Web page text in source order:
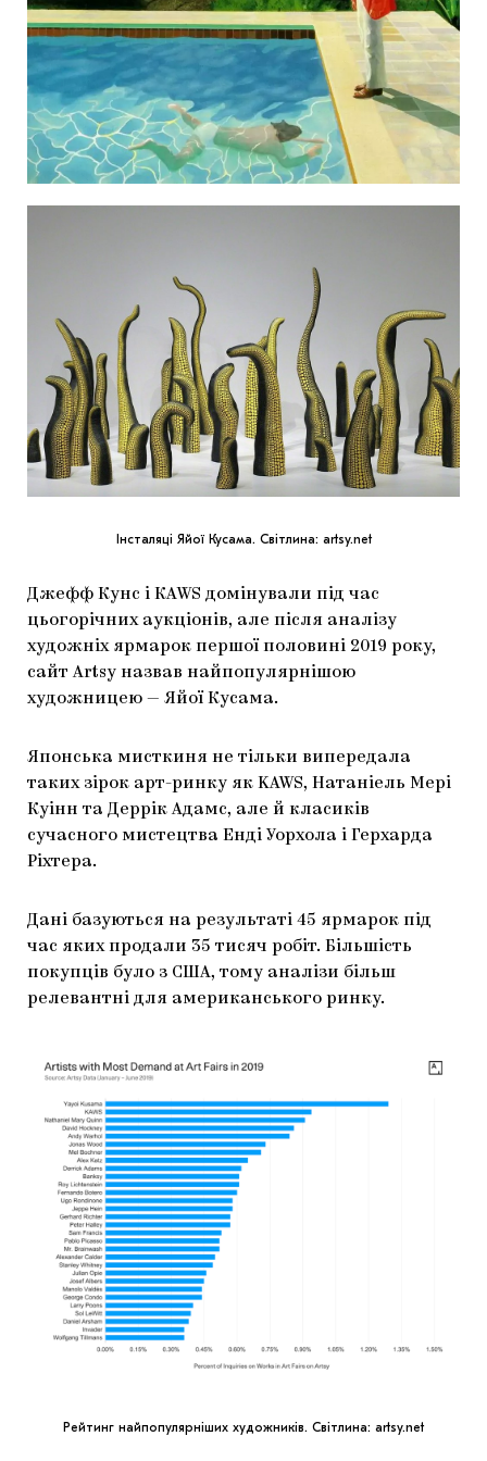
МАРІУПОЛЬСЬКІ МАРГІНАЛІЇ
ДОСЛІДНИЦЬКА ПЛАТФОРМА
ЗАПАЛЕННЯ
CARPATHIAN CULT ПРО РІЗДВЯНІ СВЯТА
Інсталяці Яйої Кусама. Світлина: artsy.net
Джефф Кунс і КАWS домінували під час
цьогорічних аукціонів, але після аналізу
художніх ярмарок першої половині 2019 року,
сайт Artsy назвав найпопулярнішою
художницею — Яйої Кусама.
Японська мисткиня не тільки випередала
таких зірок арт-ринку як KAWS, Натаніель Мері
Куінн та Деррік Адамс, але й класиків
сучасного мистецтва Енді Уорхола і Герхарда
Ріхтера.
Дані базуються на результаті 45 ярмарок під
час яких продали 35 тисяч робіт. Більшість
покупців було з США, тому аналізи більш
релевантні для американського ринку.
Рейтинг найпопулярніших художників. Світлина: artsy.net